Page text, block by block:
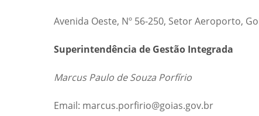
Avenida Oeste, Nº 56-250, Setor Aeroporto,
Superintendência de Gestão Integrada
Marcus Paulo de Souza Porfírio
Email: marcus.porfirio@goias.gov.br